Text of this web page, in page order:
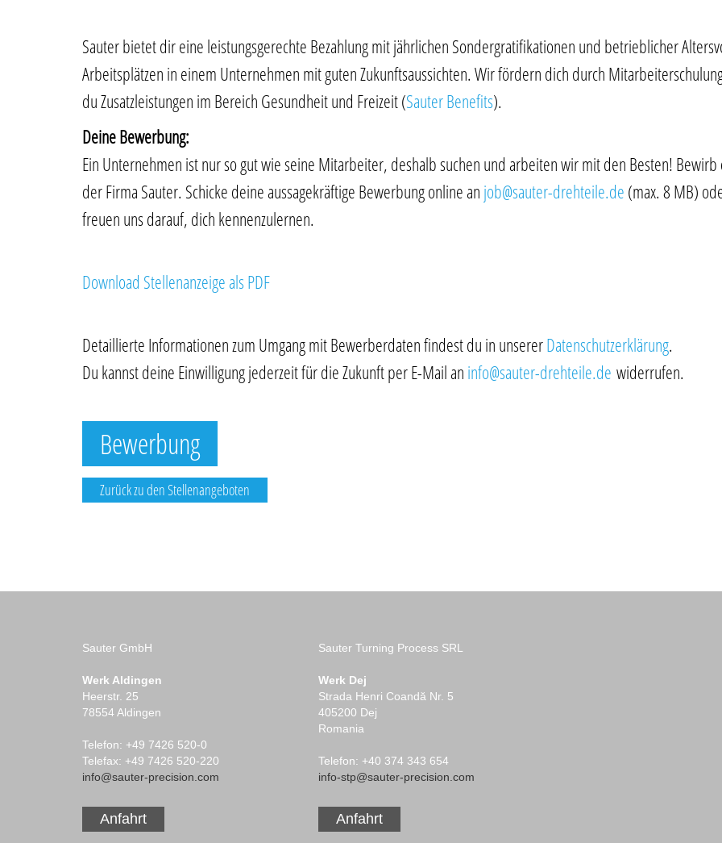
Sauter bietet dir eine leistungsgerechte Bezahlung mit jährlichen Sondergratifikationen und betrieblicher
Arbeitsplätzen in einem Unternehmen mit guten Zukunftsaussichten. Wir fördern dich durch
du Zusatzleistungen im Bereich Gesundheit und Freizeit (Sauter Benefits).
Deine Bewerbung:
Ein Unternehmen ist nur so gut wie seine Mitarbeiter, deshalb suchen und arbeiten wir mit den Besten!
der Firma Sauter. Schicke deine aussagekräftige Bewerbung online an job@sauter-drehteile.de (max. 8 MB)
freuen uns darauf, dich kennenzulernen.
Download Stellenanzeige als PDF
Detaillierte Informationen zum Umgang mit Bewerberdaten findest du in unsererDatenschutzerklärung.
Du kannst deine Einwilligung jederzeit für die Zukunft per E-Mail an info@sauter-drehteile.de widerrufen.
Bewerbung
Zurück zu den Stellenangeboten
Sauter GmbH
Werk Aldingen
Heerstr. 25
78554 Aldingen
Telefon: +49 7426 520-0
Telefax: +49 7426 520-220
info@sauter-precision.com
Anfahrt
Sauter Turning Process SRL
Werk Dej
Strada Henri Coandă Nr. 5
405200 Dej
Romania
Telefon: +40 374 343 654
info-stp@sauter-precision.com
Anfahrt